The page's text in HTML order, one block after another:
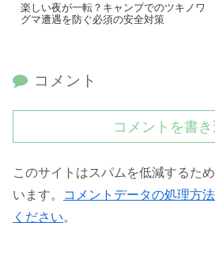
楽しい夜が一転？キャンプでのツキノワ
グマ遭遇を防ぐ必須の安全対策
コメント
コメントを書
このサイトはスパムを低減するた
います。
コメントデータの処理方
ください。